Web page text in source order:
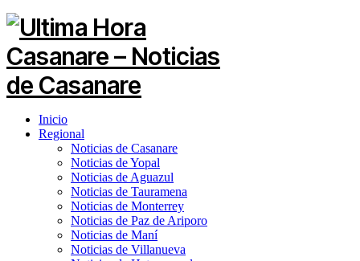
Inicio
Regional
Noticias de Casanare
Noticias de Yopal
Noticias de Aguazul
Noticias de Tauramena
Noticias de Monterrey
Noticias de Paz de Ariporo
Noticias de Maní
Noticias de Villanueva